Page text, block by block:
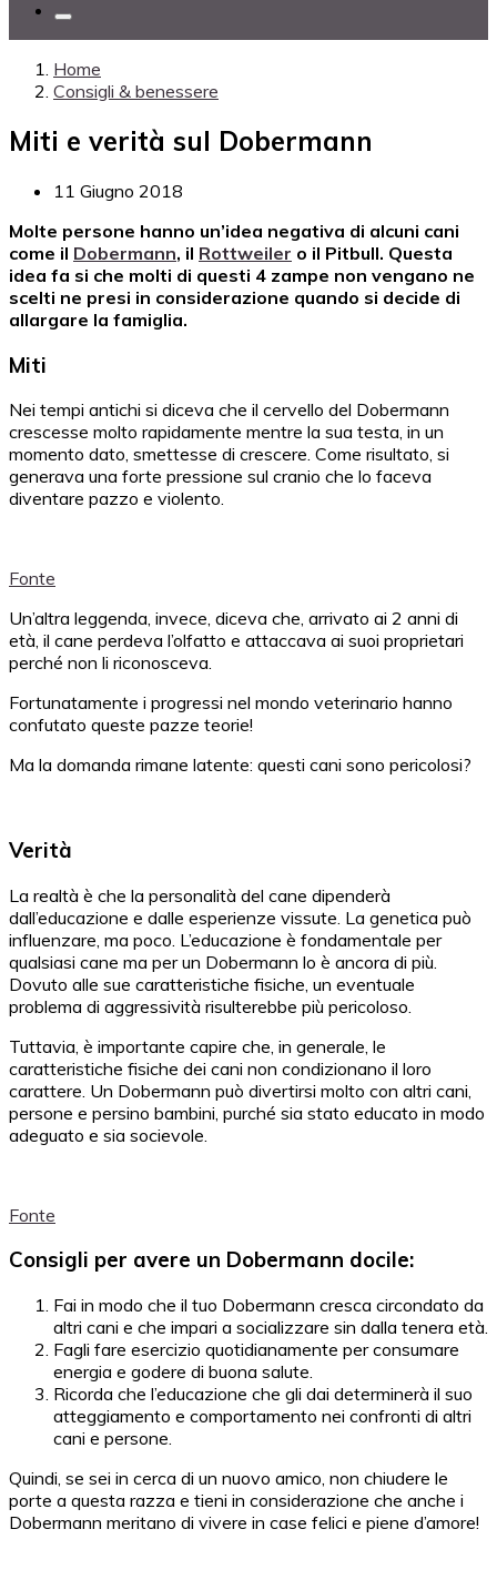
Home
Consigli & benessere
Miti e verità sul Dobermann
11 Giugno 2018
Molte persone hanno un’idea negativa di alcuni cani
come il Dobermann, il Rottweiler o il Pitbull. Questa
idea fa si che molti di questi 4 zampe non vengano ne
scelti ne presi in considerazione quando si decide di
allargare la famiglia.
Miti
Nei tempi antichi si diceva che il cervello del Dobermann
crescesse molto rapidamente mentre la sua testa, in un
momento dato, smettesse di crescere. Come risultato, si
generava una forte pressione sul cranio che lo faceva
diventare pazzo e violento.
Fonte
Un’altra leggenda, invece, diceva che, arrivato ai 2 anni di
età, il cane perdeva l’olfatto e attaccava ai suoi proprietari
perché non li riconosceva.
Fortunatamente i progressi nel mondo veterinario hanno
confutato queste pazze teorie!
Ma la domanda rimane latente: questi cani sono pericolosi?
Verità
La realtà è che la personalità del cane dipenderà
dall’educazione e dalle esperienze vissute. La genetica può
influenzare, ma poco. L’educazione è fondamentale per
qualsiasi cane ma per un Dobermann lo è ancora di più.
Dovuto alle sue caratteristiche fisiche, un eventuale
problema di aggressività risulterebbe più pericoloso.
Tuttavia, è importante capire che, in generale, le
caratteristiche fisiche dei cani non condizionano il loro
carattere. Un Dobermann può divertirsi molto con altri cani,
persone e persino bambini, purché sia stato educato in modo
adeguato e sia socievole.
Fonte
Consigli per avere un Dobermann docile:
Fai in modo che il tuo Dobermann cresca circondato da
altri cani e che impari a socializzare sin dalla tenera età.
Fagli fare esercizio quotidianamente per consumare
energia e godere di buona salute.
Ricorda che l’educazione che gli dai determinerà il suo
atteggiamento e comportamento nei confronti di altri
cani e persone.
Quindi, se sei in cerca di un nuovo amico, non chiudere le
porte a questa razza e tieni in considerazione che anche i
Dobermann meritano di vivere in case felici e piene d’amore!